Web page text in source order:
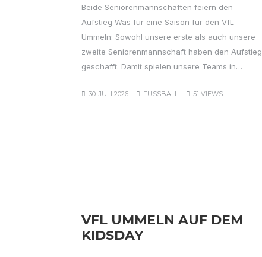
Beide Seniorenmannschaften feiern den
Aufstieg Was für eine Saison für den VfL
Ummeln: Sowohl unsere erste als auch unsere
zweite Seniorenmannschaft haben den Aufstieg
geschafft. Damit spielen unsere Teams in…
30. JULI 2026 FUSSBALL 51 VIEWS
VFL UMMELN AUF DEM
KIDSDAY